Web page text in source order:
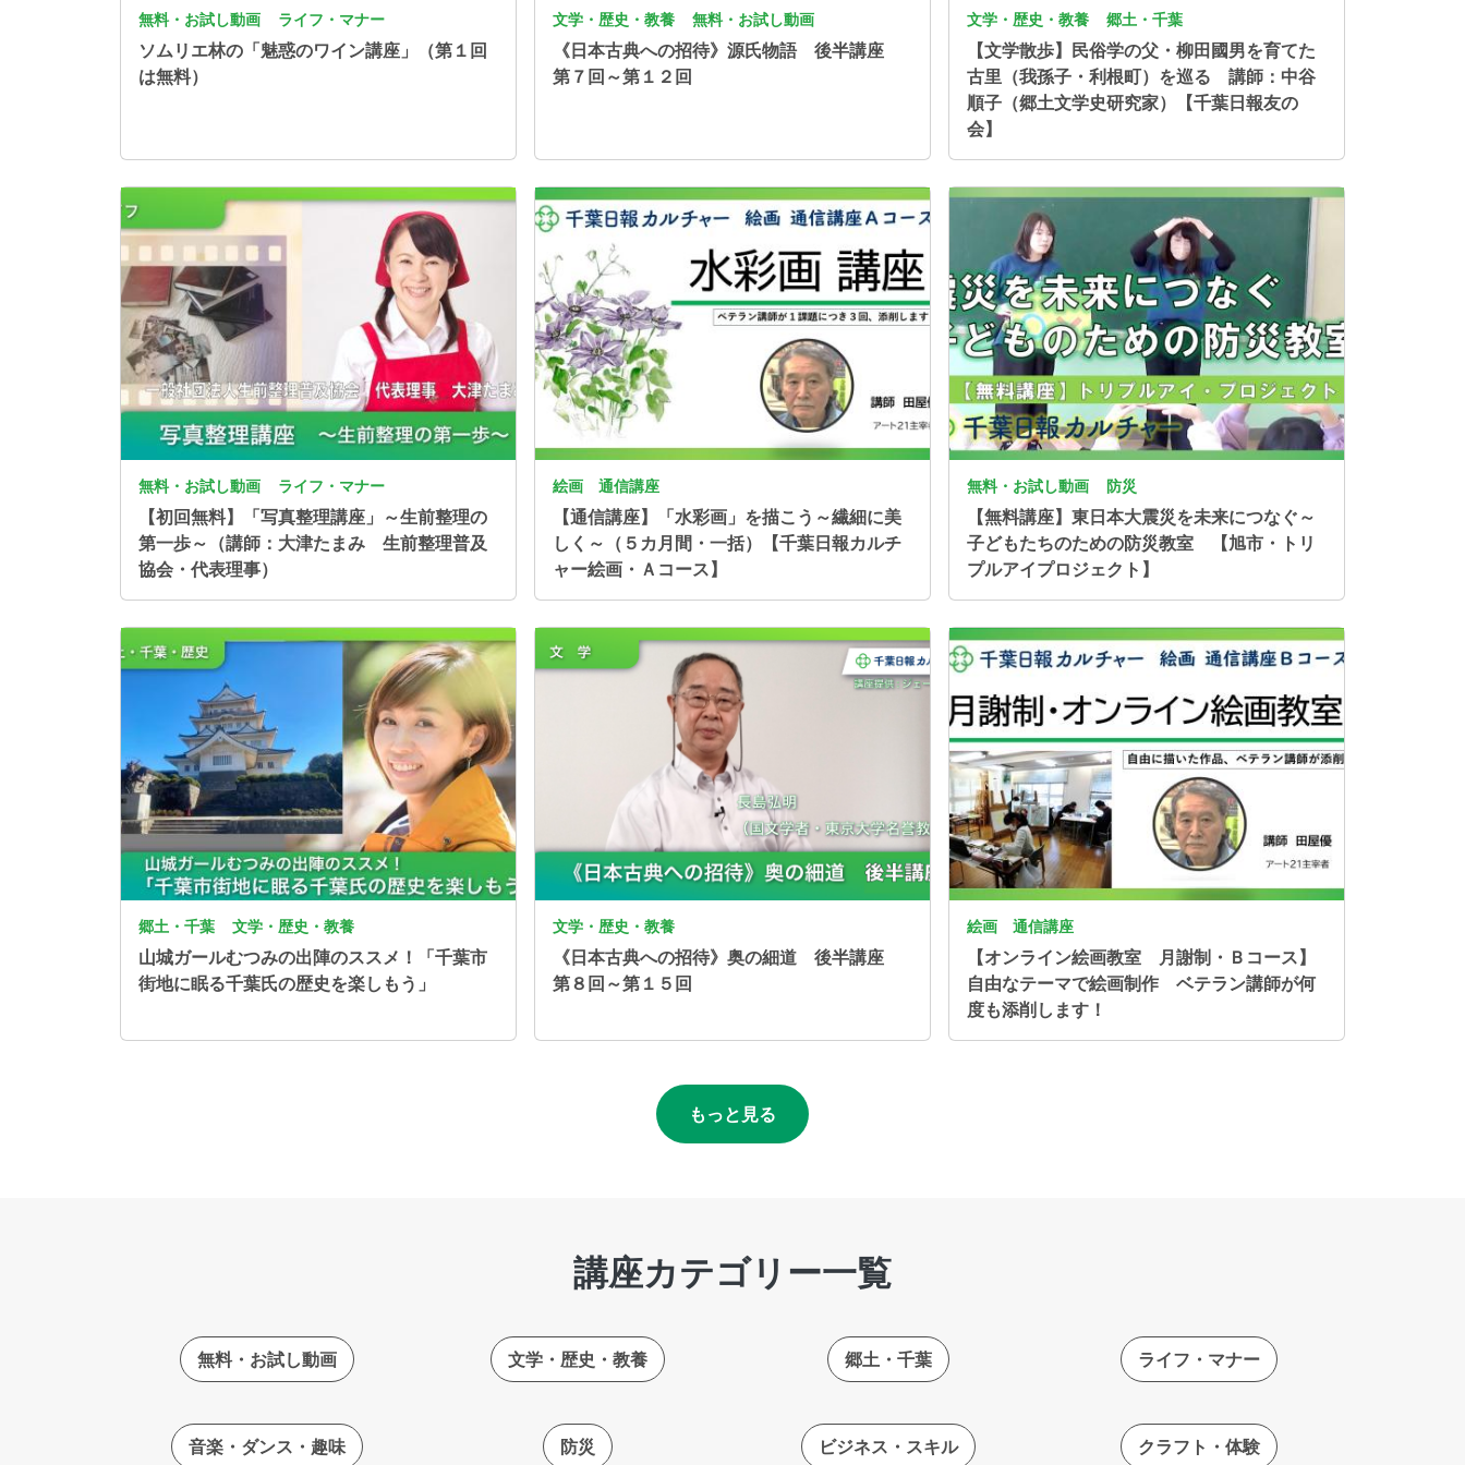
無料・お試し動画 ライフ・マナー
ソムリエ林の「魅惑のワイン講座」（第１回
は無料）
文学・歴史・教養 無料・お試し動画
《日本古典への招待》源氏物語 後半講座
第７回～第１２回
文学・歴史・教養 郷土・千葉
【文学散歩】民俗学の父・柳田國男を育てた
古里（我孫子・利根町）を巡る 講師：中谷
順子（郷土文学史研究家）【千葉日報友の
会】
画像
無料・お試し動画 ライフ・マナー
【初回無料】「写真整理講座」～生前整理の
第一歩～（講師：大津たまみ 生前整理普及
協会・代表理事）
画像
絵画 通信講座
【通信講座】「水彩画」を描こう～繊細に美
しく～（５カ月間・一括）【千葉日報カルチ
ャー絵画・Ａコース】
画像
無料・お試し動画 防災
【無料講座】東日本大震災を未来につなぐ～
子どもたちのための防災教室 【旭市・トリ
プルアイプロジェクト】
画像
郷土・千葉 文学・歴史・教養
山城ガールむつみの出陣のススメ！「千葉市
街地に眠る千葉氏の歴史を楽しもう」
画像
文学・歴史・教養
《日本古典への招待》奥の細道 後半講座
第８回～第１５回
画像
絵画 通信講座
【オンライン絵画教室 月謝制・Ｂコース】
自由なテーマで絵画制作 ベテラン講師が何
度も添削します！
もっと見る
講座カテゴリー一覧
無料・お試し動画 文学・歴史・教養 郷土・千葉 ライフ・マナー
音楽・ダンス・趣味 防災 ビジネス・スキル クラフト・体験